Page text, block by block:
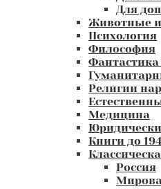
Для
Животные и
Психология
Философия
Религии
Медицина
Книги до
Россия